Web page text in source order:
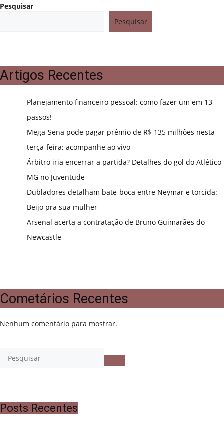
Pesquisar
Pesquisar
Artigos Recentes
Planejamento financeiro pessoal: como fazer um em 13
passos!
Mega-Sena pode pagar prêmio de R$ 135 milhões nesta
terça-feira; acompanhe ao vivo
Árbitro iria encerrar a partida? Detalhes do gol do Atlético-
MG no Juventude
Dubladores detalham bate-boca entre Neymar e torcida:
Beijo pra sua mulher
Arsenal acerta a contratação de Bruno Guimarães do
Newcastle
Cometários Recentes
Nenhum comentário para mostrar.
Posts Recentes